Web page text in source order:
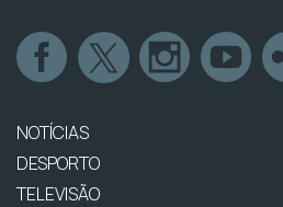
NOTÍCIAS
DESPORTO
TELEVISÃO